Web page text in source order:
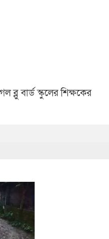
ব্লু বার্ড স্কুলের শিক্ষকের